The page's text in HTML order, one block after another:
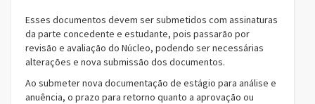
Esses documentos devem ser submetidos com assinaturas
da parte concedente e estudante, pois passarão por
revisão e avaliação do Núcleo, podendo ser necessárias
alterações e nova submissão dos documentos.
Ao submeter nova documentação de estágio para análise e
anuência, o prazo para retorno quanto a aprovação ou